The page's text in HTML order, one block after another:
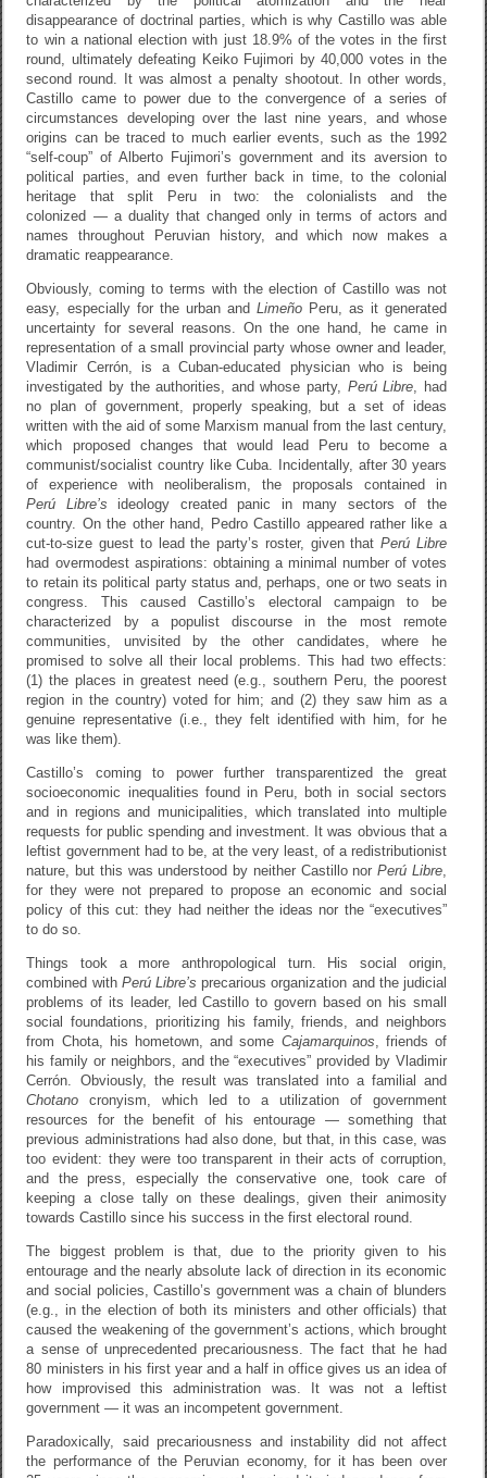
disappearance of doctrinal parties, which is why Castillo was able
to win a national election with just 18.9% of the votes in the first
round, ultimately defeating Keiko Fujimori by 40,000 votes in the
second round. It was almost a penalty shootout. In other words,
Castillo came to power due to the convergence of a series of
circumstances developing over the last nine years, and whose
origins can be traced to much earlier events, such as the 1992
“self-coup” of Alberto Fujimori’s government and its aversion to
political parties, and even further back in time, to the colonial
heritage that split Peru in two: the colonialists and the
colonized — a duality that changed only in terms of actors and
names throughout Peruvian history, and which now makes a
dramatic reappearance.
Obviously, coming to terms with the election of Castillo was not
easy, especially for the urban and LimeñoPeru, as it generated
uncertainty for several reasons. On the one hand, he came in
representation of a small provincial party whose owner and leader,
Vladimir Cerrón, is a Cuban-educated physician who is being
investigated by the authorities, and whose party, Perú Libre , had
no plan of government, properly speaking, but a set of ideas
written with the aid of some Marxism manual from the last century,
which proposed changes that would lead Peru to become a
communist/socialist country like Cuba. Incidentally, after 30 years
of experience with neoliberalism, the proposals contained in
Perú Libre’s ideology created panic in many sectors of the
country. On the other hand, Pedro Castillo appeared rather like a
cut-to-size guest to lead the party’s roster, given thatPerú Libre
had overmodest aspirations: obtaining a minimal number of votes
to retain its political party status and, perhaps, one or two seats in
congress. This caused Castillo’s electoral campaign to be
characterized by a populist discourse in the most remote
communities, unvisited by the other candidates, where he
promised to solve all their local problems. This had two effects:
(1) the places in greatest need (e.g., southern Peru, the poorest
region in the country) voted for him; and (2) they saw him as a
genuine representative (i.e., they felt identified with him, for he
was like them).
Castillo’s coming to power further transparentized the great
socioeconomic inequalities found in Peru, both in social sectors
and in regions and municipalities, which translated into multiple
requests for public spending and investment. It was obvious that a
leftist government had to be, at the very least, of a redistributionist
nature, but this was understood by neither Castillo norPerú Libre,
for they were not prepared to propose an economic and social
policy of this cut: they had neither the ideas nor the “executives”
to do so.
Things took a more anthropological turn. His social origin,
combined with Perú Libre’s precarious organization and the judicial
problems of its leader, led Castillo to govern based on his small
social foundations, prioritizing his family, friends, and neighbors
from Chota, his hometown, and some Cajamarquinos , friends of
his family or neighbors, and the “executives” provided by Vladimir
Cerrón. Obviously, the result was translated into a familial and
Chotano cronyism, which led to a utilization of government
resources for the benefit of his entourage — something that
previous administrations had also done, but that, in this case, was
too evident: they were too transparent in their acts of corruption,
and the press, especially the conservative one, took care of
keeping a close tally on these dealings, given their animosity
towards Castillo since his success in the first electoral round.
The biggest problem is that, due to the priority given to his
entourage and the nearly absolute lack of direction in its economic
and social policies, Castillo’s government was a chain of blunders
(e.g., in the election of both its ministers and other officials) that
caused the weakening of the government’s actions, which brought
a sense of unprecedented precariousness. The fact that he had
80 ministers in his first year and a half in office gives us an idea of
how improvised this administration was. It was not a leftist
government — it was an incompetent government.
Paradoxically, said precariousness and instability did not affect
the performance of the Peruvian economy, for it has been over